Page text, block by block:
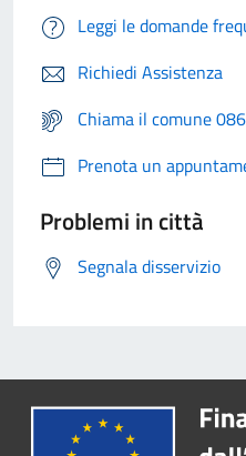
Leggi le domande
Richiedi Assistenza
Chiama il comune
Prenota un
Problemi in città
Segnala disservizio